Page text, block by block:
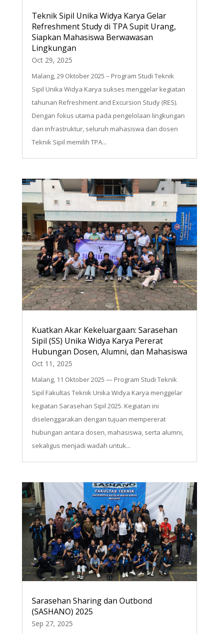
Teknik Sipil Unika Widya Karya Gelar
Refreshment Study di TPA Supit Urang,
Siapkan Mahasiswa Berwawasan
Lingkungan
Oct 29, 2025
Malang, 29 Oktober 2025 – Program Studi Teknik
Sipil Unika Widya Karya sukses menggelar kegiatan
tahunan Refreshment and Excursion Study (RES).
Dengan fokus utama pada pengelolaan lingkungan
dan infrastruktur, seluruh mahasiswa dan dosen
Teknik Sipil memilih TPA...
Kuatkan Akar Kekeluargaan: Sarasehan
Sipil (SS) Unika Widya Karya Pererat
Hubungan Dosen, Alumni, dan Mahasiswa
Oct 11, 2025
Malang, 11 Oktober 2025 — Program Studi Teknik
Sipil Fakultas Teknik Unika Widya Karya menggelar
kegiatan Sarasehan Sipil 2025. Kegiatan ini
diselenggarakan dengan tujuan mempererat
hubungan antara dosen, mahasiswa, serta alumni,
sekaligus menjadi wadah untuk...
Sarasehan Sharing dan Outbond
(SASHANO) 2025
Sep 27, 2025